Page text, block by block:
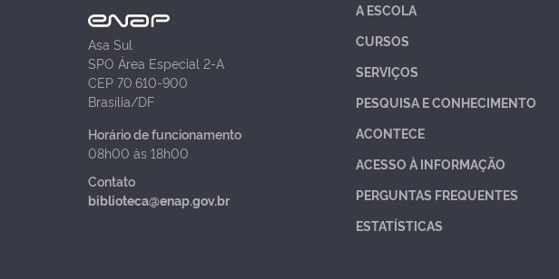
Asa Sul
SPO Área Especial 2-A
CEP 70.610-900
Brasília/DF
Horário de funcionamento
08h00 às 18h00
Contato
biblioteca@enap.gov.br
A ESCOLA
CURSOS
SERVIÇOS
PESQUISA E CONHECIMENTO
ACONTECE
ACESSO À INFORMAÇÃO
PERGUNTAS FREQUENTES
ESTATÍSTICAS